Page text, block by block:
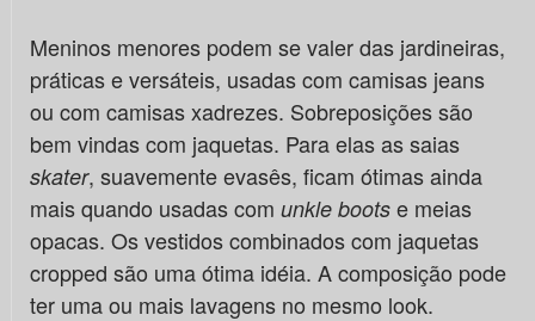
Meninos menores podem se valer das jardineiras,
práticas e versáteis, usadas com camisas jeans
ou com camisas xadrezes. Sobreposições são
bem vindas com jaquetas. Para elas as saias
skater, suavemente evasês, ficam ótimas ainda
mais quando usadas com unkle bootse meias
opacas. Os vestidos combinados com jaquetas
cropped são uma ótima idéia. A composição pode
ter uma ou mais lavagens no mesmo look.